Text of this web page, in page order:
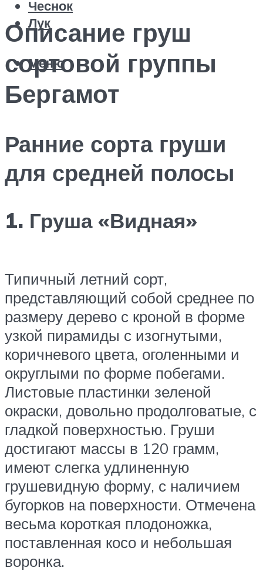
Чеснок
Лук
Меню
Описание груш
сортовой группы
Бергамот
Ранние сорта груши
для средней полосы
1. Груша «Видная»
Типичный летний сорт,
представляющий собой среднее по
размеру дерево с кроной в форме
узкой пирамиды с изогнутыми,
коричневого цвета, оголенными и
округлыми по форме побегами.
Листовые пластинки зеленой
окраски, довольно продолговатые, с
гладкой поверхностью. Груши
достигают массы в 120 грамм,
имеют слегка удлиненную
грушевидную форму, с наличием
бугорков на поверхности. Отмечена
весьма короткая плодоножка,
поставленная косо и небольшая
воронка.